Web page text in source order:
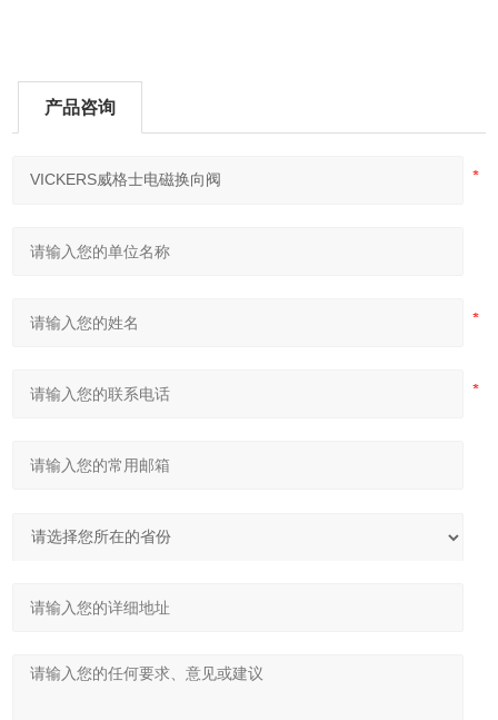
产品咨询